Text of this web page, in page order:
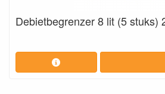
Debietbegrenzer 8 lit (5 stuks)